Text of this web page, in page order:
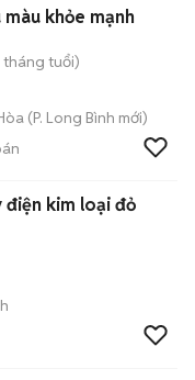
khỏe mạnh
tháng tuổi)
(P. Long Bình mới)
kim loại đỏ